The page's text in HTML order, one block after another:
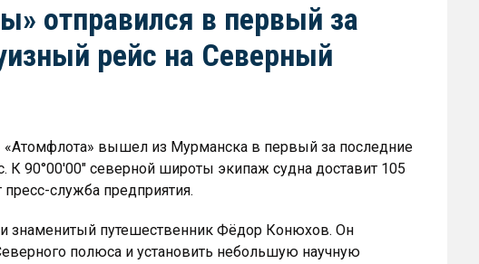
отправился в первый за
рейс на Северный
вышел из Мурманска в первый за последние
90°00′00″ северной широты экипаж судна доставит 105
служба предприятия.
и знаменитый путешественник Фёдор Конюхов. Он
полюса и установить небольшую научную